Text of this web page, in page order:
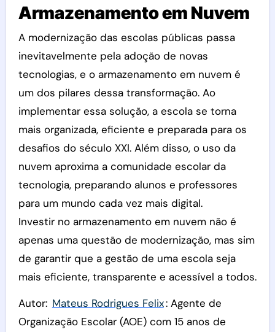
Armazenamento em Nuvem
A modernização das escolas públicas passa
inevitavelmente pela adoção de novas
tecnologias, e o armazenamento em nuvem é
um dos pilares dessa transformação. Ao
implementar essa solução, a escola se torna
mais organizada, eficiente e preparada para os
desafios do século XXI. Além disso, o uso da
nuvem aproxima a comunidade escolar da
tecnologia, preparando alunos e professores
para um mundo cada vez mais digital.
Investir no armazenamento em nuvem não é
apenas uma questão de modernização, mas sim
de garantir que a gestão de uma escola seja
mais eficiente, transparente e acessível a todos.
Autor: Mateus Rodrigues Felix: Agente de
Organização Escolar (AOE) com 15 anos de